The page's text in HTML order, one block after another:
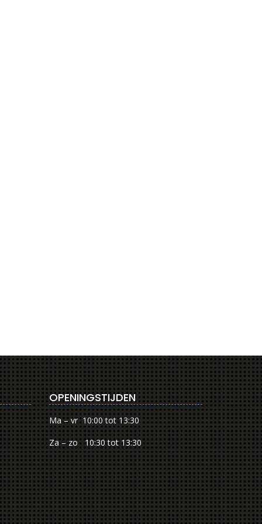
OPENINGSTIJDEN
Ma – vr 10:00 tot 13:30
Za – zo 10:30 tot 13:30